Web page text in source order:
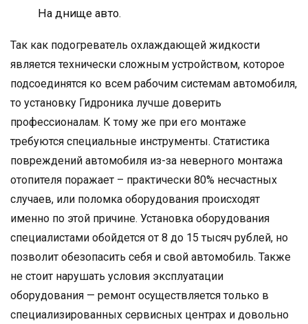
На днище авто.
Так как подогреватель охлаждающей жидкости
является технически сложным устройством, которое
подсоединятся ко всем рабочим системам автомобиля,
то установку Гидроника лучше доверить
профессионалам. К тому же при его монтаже
требуются специальные инструменты. Статистика
повреждений автомобиля из-за неверного монтажа
отопителя поражает – практически 80% несчастных
случаев, или поломка оборудования происходят
именно по этой причине. Установка оборудования
специалистами обойдется от 8 до 15 тысяч рублей, но
позволит обезопасить себя и свой автомобиль. Также
не стоит нарушать условия эксплуатации
оборудования — ремонт осуществляется только в
специализированных сервисных центрах и довольно